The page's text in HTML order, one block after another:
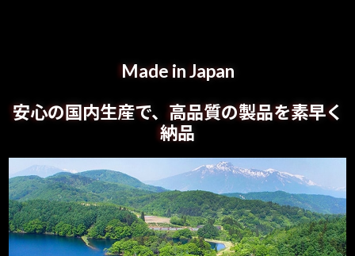
Made in Japan
安心の国内生産で、高品質の製品を素早く
納品